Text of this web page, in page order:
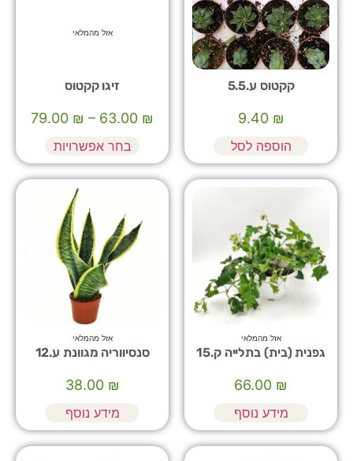
קקטוס ע.5.5
₪
9.40
הוספה לסל
אזל מהמלאי
זיגו קקטוס
₪
–
₪
בחר אפשרויות
אזל מהמלאי
גפנית (בית) בתלייה ק.15
₪
מידע נוסף
אזל מהמלאי
סנסיווריה מגוונת ע.12
₪
38.00
מידע נוסף